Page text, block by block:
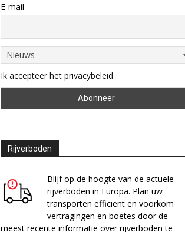
E-mail
Ik accepteer het privacybeleid
Rijverboden
Blijf op de hoogte van de actuele
rijverboden in Europa. Plan uw
transporten efficiënt en voorkom
vertragingen en boetes door de
meest recente informatie over rijverboden te